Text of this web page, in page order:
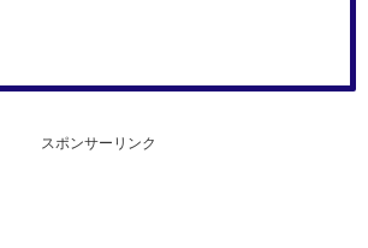
スポンサーリンク